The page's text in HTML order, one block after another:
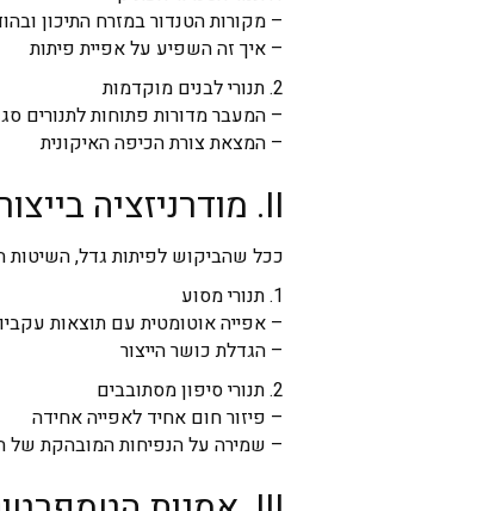
– מקורות הטנדור במזרח התיכון
– איך זה השפיע על אפיית פיתות
2. תנורי לבנים מוקדמות
– המעבר מדורות פתוחות לתנורים
– המצאת צורת הכיפה האיקונית
II. מודרניזציה בייצור פיתה
ככל שהביקוש לפיתות גדל, השיטות
1. תנורי מסוע
– אפייה אוטומטית עם תוצאות
– הגדלת כושר הייצור
2. תנורי סיפון מסתובבים
– פיזור חום אחיד לאפייה אחידה
– שמירה על הנפיחות המובהקת של